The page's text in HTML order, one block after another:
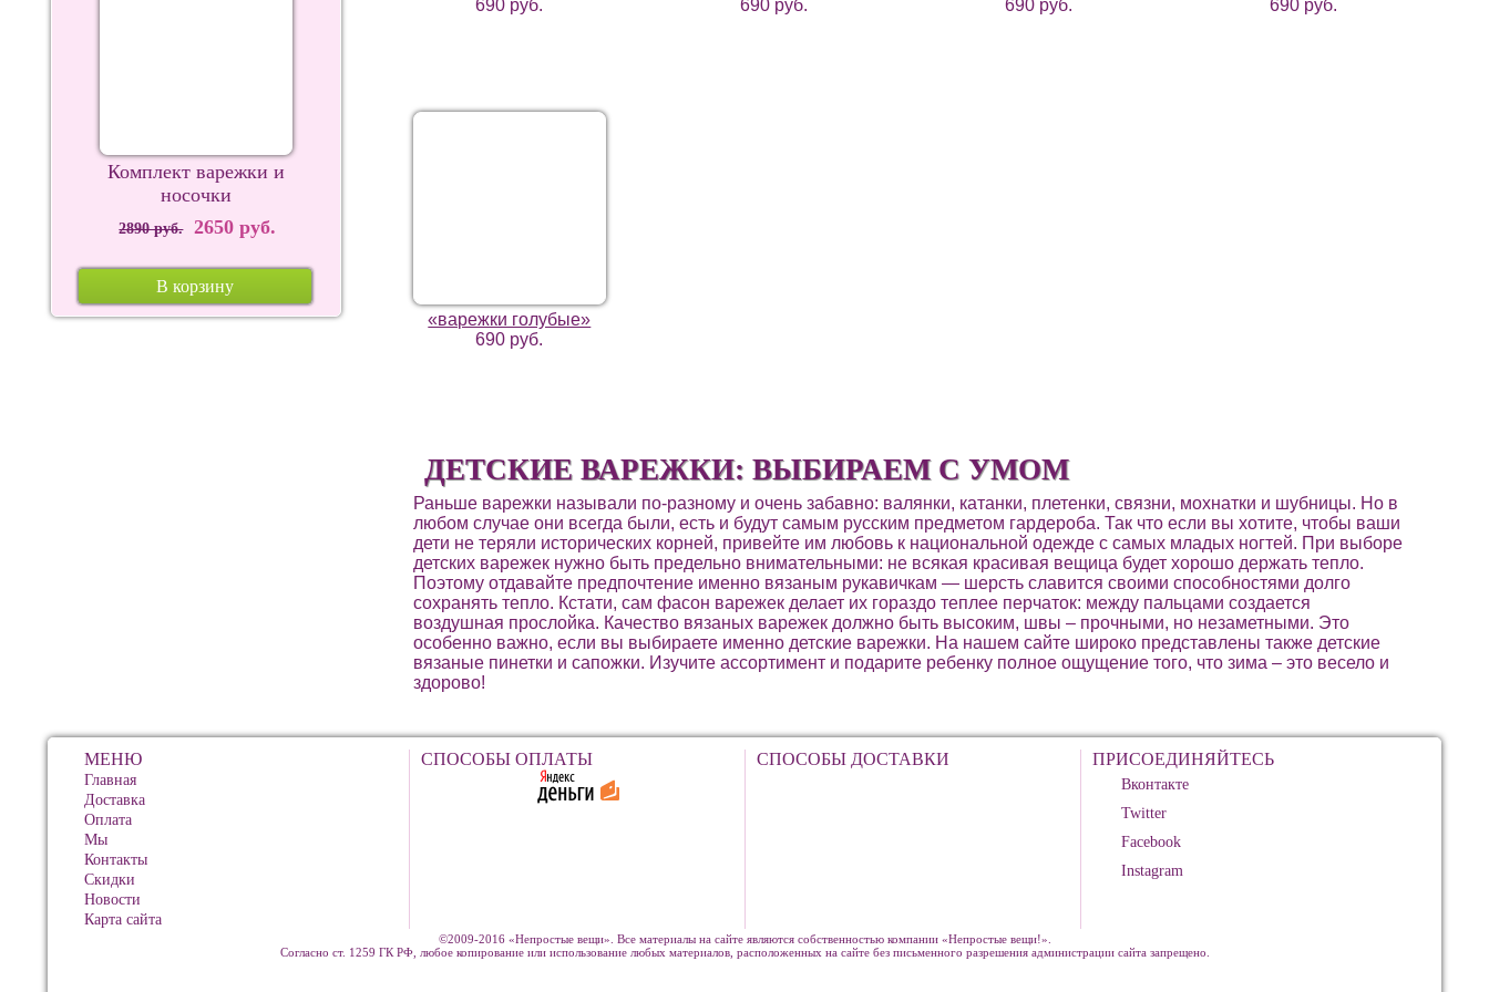
Комплект варежки и
носочки
2890 руб.2650 руб.
В корзину
690 руб. 690 руб. 690 руб. 690 руб.
«варежки голубые»
690 руб.
ДЕТСКИЕ ВАРЕЖКИ: ВЫБИРАЕМ С УМОМ
Раньше варежки называли по-разному и очень забавно: валянки, катанки, плетенки, связни, мохнатки и шубницы. Но в
любом случае они всегда были, есть и будут самым русским предметом гардероба. Так что если вы хотите, чтобы ваши
дети не теряли исторических корней, привейте им любовь к национальной одежде с самых младых ногтей. При выборе
детских варежек нужно быть предельно внимательными: не всякая красивая вещица будет хорошо держать тепло.
Поэтому отдавайте предпочтение именно вязаным рукавичкам — шерсть славится своими способностями долго
сохранять тепло. Кстати, сам фасон варежек делает их гораздо теплее перчаток: между пальцами создается
воздушная прослойка. Качество вязаных варежек должно быть высоким, швы – прочными, но незаметными. Это
особенно важно, если вы выбираете именно детские варежки. На нашем сайте широко представлены также детские
вязаные пинетки и сапожки. Изучите ассортимент и подарите ребенку полное ощущение того, что зима – это весело и
здорово!
МЕНЮ СПОСОБЫ ОПЛАТЫ СПОСОБЫ ДОСТАВКИ ПРИСОЕДИНЯЙТЕСЬ
Главная
Доставка
Оплата
Мы
Контакты
Скидки
Новости
Карта сайта
Вконтакте
Twitter
Facebook
Instagram
©2009-2016 «Непростые вещи». Все материалы на сайте являются собственностью компании «Непростые вещи!».
Согласно ст. 1259 ГК РФ, любое копирование или использование любых материалов, расположенных на сайте без письменного разрешения администрации сайта запрещено.